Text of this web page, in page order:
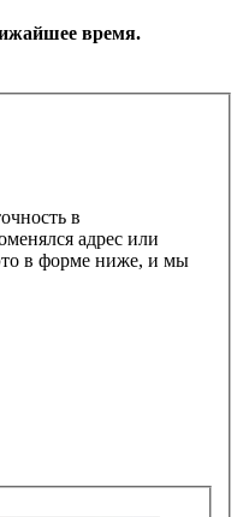
время.
в
адрес или
в форме ниже, и мы